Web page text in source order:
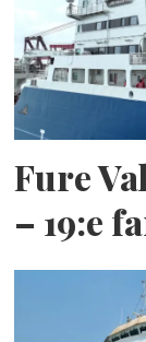
Fure
– 19:e